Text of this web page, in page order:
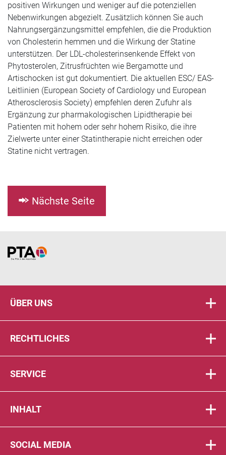
positiven Wirkungen und weniger auf die potenziellen
Nebenwirkungen abgezielt. Zusätzlich können Sie auch
Nahrungsergänzungsmittel empfehlen, die die Produktion
von Cholesterin hemmen und die Wirkung der Statine
unterstützen. Der LDL-cholesterinsenkende Effekt von
Phytosterolen, Zitrusfrüchten wie Bergamotte und
Artischocken ist gut dokumentiert. Die aktuellen ESC/ EAS-
Leitlinien (European Society of Cardiology und European
Atherosclerosis Society) empfehlen deren Zufuhr als
Ergänzung zur pharmakologischen Lipidtherapie bei
Patienten mit hohem oder sehr hohem Risiko, die ihre
Zielwerte unter einer Statintherapie nicht erreichen oder
Statine nicht vertragen.
Nächste Seite
Home
ÜBER UNS
RECHTLICHES
SERVICE
INHALT
SOCIAL MEDIA